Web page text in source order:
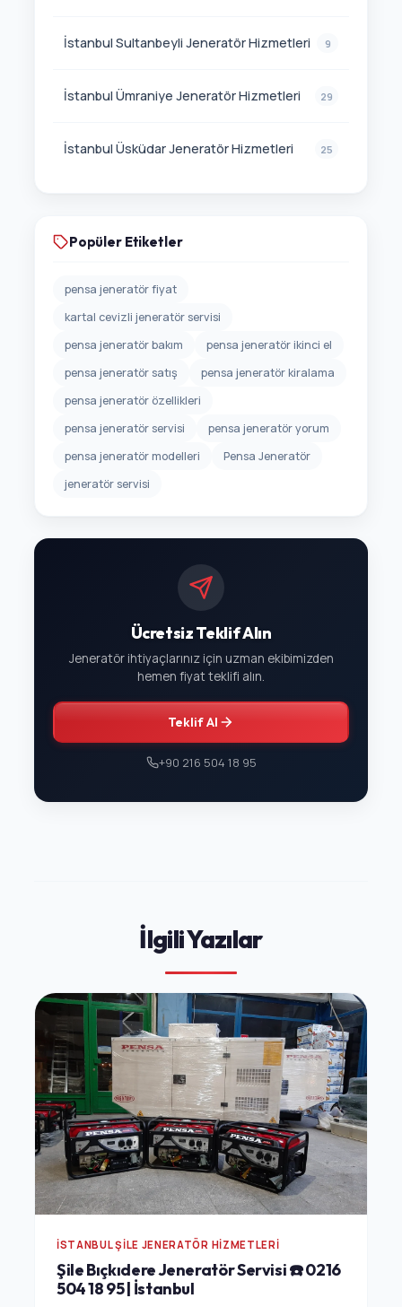
İstanbul Sultanbeyli Jeneratör Hizmetleri 9
İstanbul Ümraniye Jeneratör Hizmetleri 29
İstanbul Üsküdar Jeneratör Hizmetleri 25
Popüler Etiketler
pensa jeneratör fiyat
kartal cevizli jeneratör servisi
pensa jeneratör bakım
pensa jeneratör ikinci el
pensa jeneratör satış
pensa jeneratör kiralama
pensa jeneratör özellikleri
pensa jeneratör servisi
pensa jeneratör yorum
pensa jeneratör modelleri
Pensa Jeneratör
jeneratör servisi
Ücretsiz Teklif Alın
Jeneratör ihtiyaçlarınız için uzman ekibimizden
hemen fiyat teklifi alın.
Teklif Al
+90 216 504 18 95
İlgili Yazılar
İSTANBUL ŞILE JENERATÖR HIZMETLERI
Şile Bıçkıdere Jeneratör Servisi ☎️ 0216
504 18 95 | İstanbul